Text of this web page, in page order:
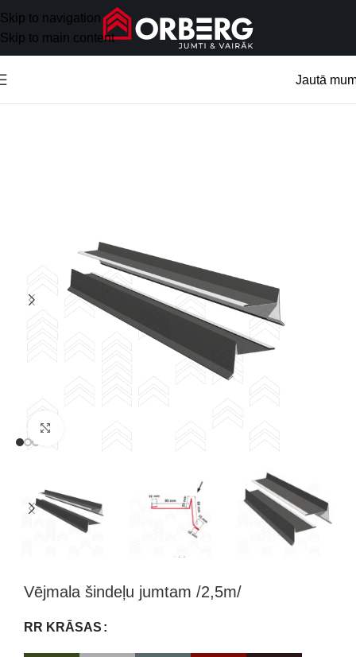
Skip to navigation
Skip to main content
Jautā
Klikšķini, lai palielinātu attēlu
Vējmala šindeļu jumtam /2,5m/
RR KRĀSAS